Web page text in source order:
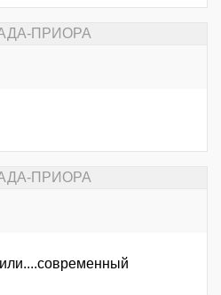
ПРИОРА
ПРИОРА